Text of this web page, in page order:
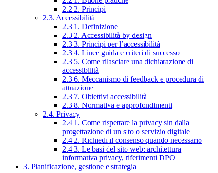
2.2.2. Principi
2.3. Accessibilità
2.3.1. Definizione
2.3.2. Accessibilità by design
2.3.3. Principi per l’accessibilità
2.3.4. Linee guida e criteri di successo
2.3.5. Come rilasciare una dichiarazione di
accessibilità
2.3.6. Meccanismo di feedback e procedura di
attuazione
2.3.7. Obiettivi accessibilità
2.3.8. Normativa e approfondimenti
2.4. Privacy
2.4.1. Come rispettare la privacy sin dalla
progettazione di un sito o servizio digitale
2.4.2. Richiedi il consenso quando necessario
2.4.3. Le basi del sito web: architettura,
informativa privacy, riferimenti DPO
3. Pianificazione, gestione e strategia